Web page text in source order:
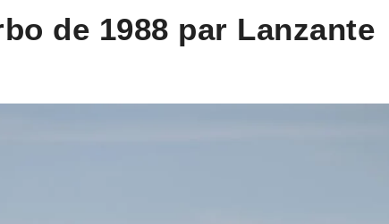
de 1988 par Lanzante